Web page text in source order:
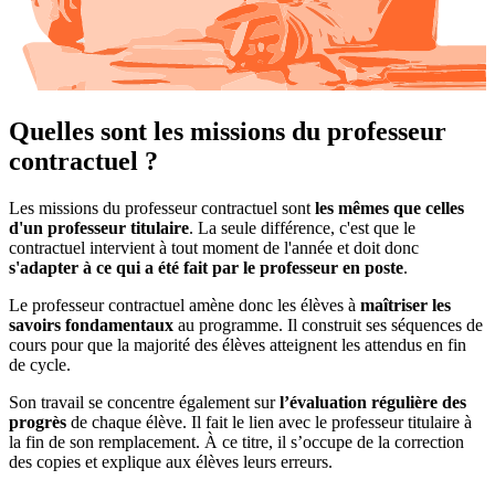
Quelles sont les missions du professeur
contractuel ?
Les missions du professeur contractuel sont les mêmes que celles
d'un professeur titulaire. La seule différence, c'est que le
contractuel intervient à tout moment de l'année et doit donc
s'adapter à ce qui a été fait par le professeur en poste.
Le professeur contractuel amène donc les élèves à maîtriser les
savoirs fondamentaux au programme. Il construit ses séquences de
cours pour que la majorité des élèves atteignent les attendus en fin
de cycle.
Son travail se concentre également surl’évaluation régulière des
progrès de chaque élève. Il fait le lien avec le professeur titulaire à
la fin de son remplacement. À ce titre, il s’occupe de la correction
des copies et explique aux élèves leurs erreurs.